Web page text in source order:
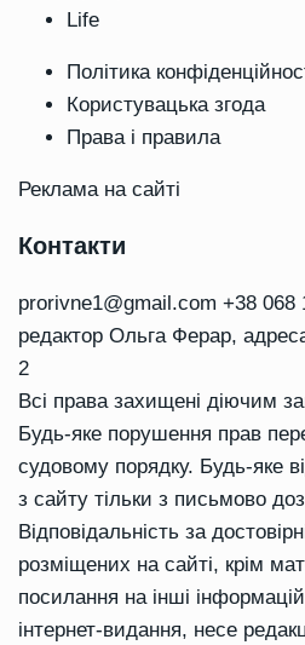
Life
Політика
Користувацька згода
Права і правила
Реклама на сайті
Контакти
prorivne1@gmail.com +38 068
редактор Ольга Ферар,
2
Всі права захищені діючим
Будь-яке порушення прав
судовому порядку. Будь-яке
з сайту тільки з письмово
Відповідальність за
розміщених на сайті, крім
посилання на інші
інтернет-видання, несе